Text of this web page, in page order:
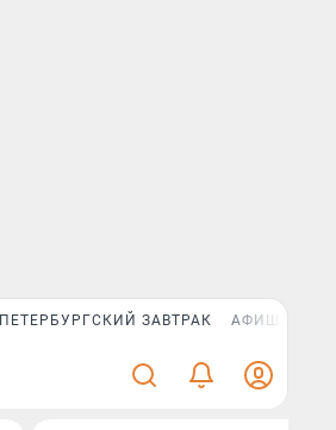
ПЕТЕРБУРГСКИЙ ЗАВТРАК АФИША PLUS